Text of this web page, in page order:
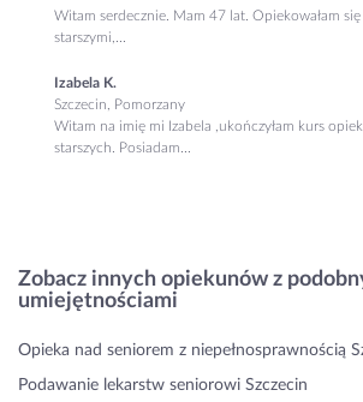
Witam serdecznie. Mam 47 lat. Opiekowałam
starszymi,...
Izabela K.
Szczecin, Pomorzany
Witam na imię mi Izabela ,ukończyłam kurs
starszych. Posiadam...
Zobacz innych opiekunów z
umiejętnościami
Opieka nad seniorem z niepełnosprawnością
Podawanie lekarstw seniorowi Szczecin